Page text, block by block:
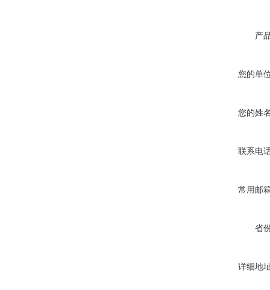
产
您的单
您的姓
联系电
常用邮
省
详细地